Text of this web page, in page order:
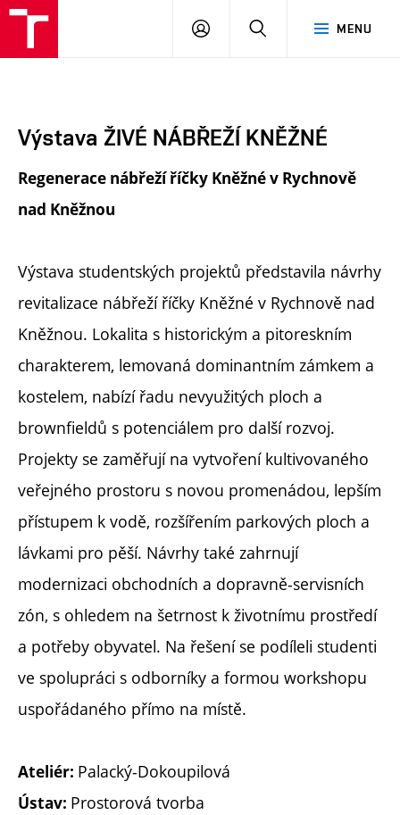
MENU
PŘIHLÁSIT
Výstava ŽIVÉ NÁBŘEŽÍ KNĚŽNÉ
Regenerace nábřeží říčky Kněžné v Rychnově
nad Kněžnou
Výstava studentských projektů představila návrhy
revitalizace nábřeží říčky Kněžné v Rychnově nad
Kněžnou. Lokalita s historickým a pitoreskním
charakterem, lemovaná dominantním zámkem a
kostelem, nabízí řadu nevyužitých ploch a
brownfieldů s potenciálem pro další rozvoj.
Projekty se zaměřují na vytvoření kultivovaného
veřejného prostoru s novou promenádou, lepším
přístupem k vodě, rozšířením parkových ploch a
lávkami pro pěší. Návrhy také zahrnují
modernizaci obchodních a dopravně-servisních
zón, s ohledem na šetrnost k životnímu prostředí
a potřeby obyvatel. Na řešení se podíleli studenti
ve spolupráci s odborníky a formou workshopu
uspořádaného přímo na místě.
Ateliér: Palacký-Dokoupilová
Ústav: Prostorová tvorba